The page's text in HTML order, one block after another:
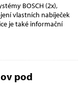
BOSCH (2x),
vlastních nabíječek
je také informační
pod